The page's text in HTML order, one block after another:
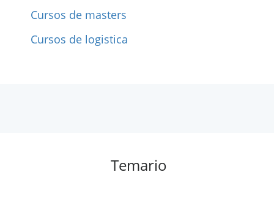
Cursos de masters
Cursos de logistica
Temario